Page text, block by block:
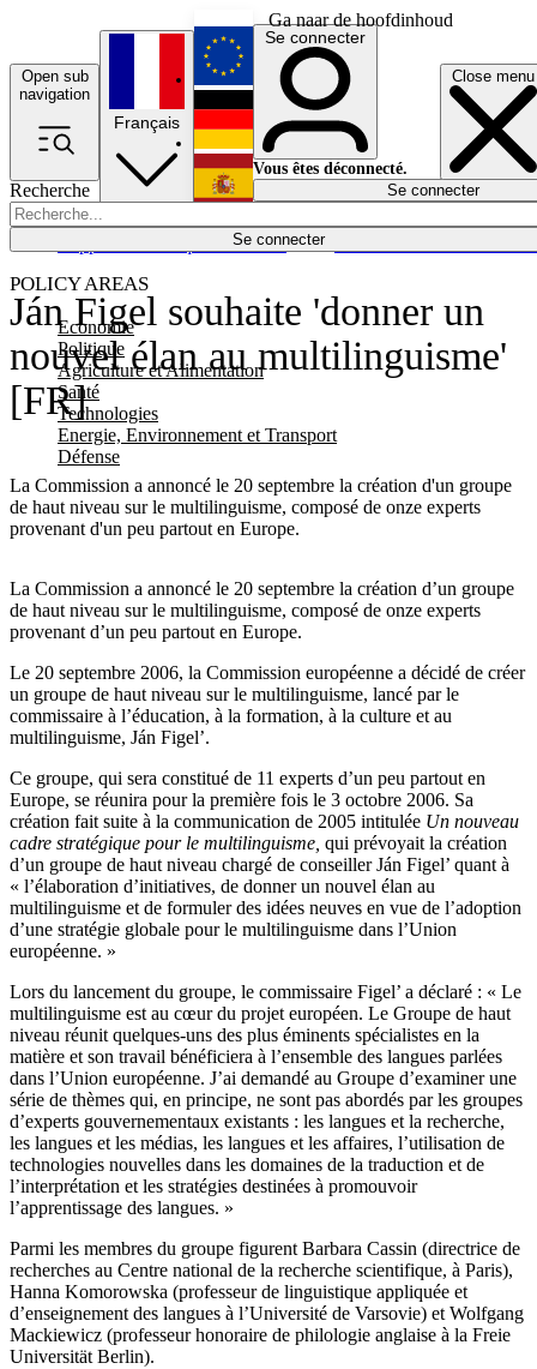
Ga naar de hoofdinhoud
Open sub
navigation
Close menu
Recherche
Se connecter
POLICY AREAS
Economie
Politique
Agriculture et Alimentation
Santé
Technologies
Energie, Environnement et Transport
Défense
Économie
Français
English
Deutsch
Español
Se connecter
Vous êtes déconnecté.
Se connecter
Ján Figel souhaite 'donner un
nouvel élan au multilinguisme'
[FR]
La Commission a annoncé le 20 septembre la création d'un groupe
de haut niveau sur le multilinguisme, composé de onze experts
provenant d'un peu partout en Europe.
La Commission a annoncé le 20 septembre la création d’un groupe
de haut niveau sur le multilinguisme, composé de onze experts
provenant d’un peu partout en Europe.
Le 20 septembre 2006, la Commission européenne a décidé de créer
un groupe de haut niveau sur le multilinguisme, lancé par le
commissaire à l’éducation, à la formation, à la culture et au
multilinguisme, Ján Figel’.
Ce groupe, qui sera constitué de 11 experts d’un peu partout en
Europe, se réunira pour la première fois le 3 octobre 2006. Sa
création fait suite à la communication de 2005 intitulée Un nouveau
cadre stratégique pour le multilinguisme, qui prévoyait la création
d’un groupe de haut niveau chargé de conseiller Ján Figel’ quant à
« l’élaboration d’initiatives, de donner un nouvel élan au
multilinguisme et de formuler des idées neuves en vue de l’adoption
d’une stratégie globale pour le multilinguisme dans l’Union
européenne. »
Lors du lancement du groupe, le commissaire Figel’ a déclaré : « Le
multilinguisme est au cœur du projet européen. Le Groupe de haut
niveau réunit quelques-uns des plus éminents spécialistes en la
matière et son travail bénéficiera à l’ensemble des langues parlées
dans l’Union européenne. J’ai demandé au Groupe d’examiner une
série de thèmes qui, en principe, ne sont pas abordés par les groupes
d’experts gouvernementaux existants : les langues et la recherche,
les langues et les médias, les langues et les affaires, l’utilisation de
technologies nouvelles dans les domaines de la traduction et de
l’interprétation et les stratégies destinées à promouvoir
l’apprentissage des langues. »
Parmi les membres du groupe figurent Barbara Cassin (directrice de
recherches au Centre national de la recherche scientifique, à Paris),
Hanna Komorowska (professeur de linguistique appliquée et
d’enseignement des langues à l’Université de Varsovie) et Wolfgang
Mackiewicz (professeur honoraire de philologie anglaise à la Freie
Universität Berlin).